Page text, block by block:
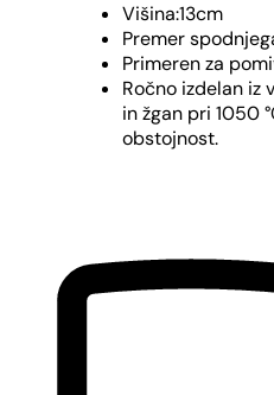
Višina:13cm
Premer
Primeren za
Ročno izdelan iz
in žgan pri 1050
obstojnost.